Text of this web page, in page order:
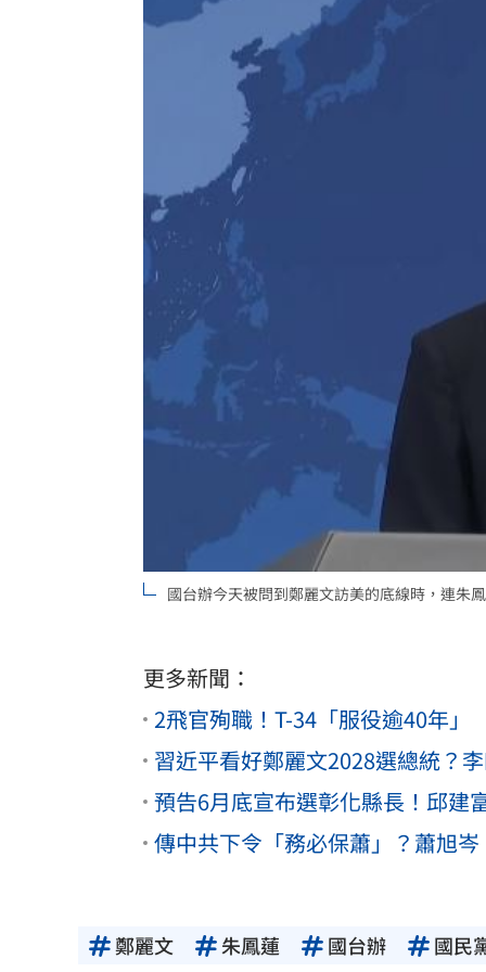
國台辦今天被問到鄭麗文訪美的底線時，連朱
更多新聞：
2飛官殉職！T-34「服役逾40年
習近平看好鄭麗文2028選總統？
預告6月底宣布選彰化縣長！邱建
傳中共下令「務必保蕭」？蕭旭
鄭麗文 朱鳳蓮 國台辦 國民